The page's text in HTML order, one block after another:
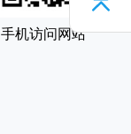
手机访问网站